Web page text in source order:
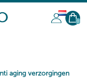
NL
0
aging verzorgingen